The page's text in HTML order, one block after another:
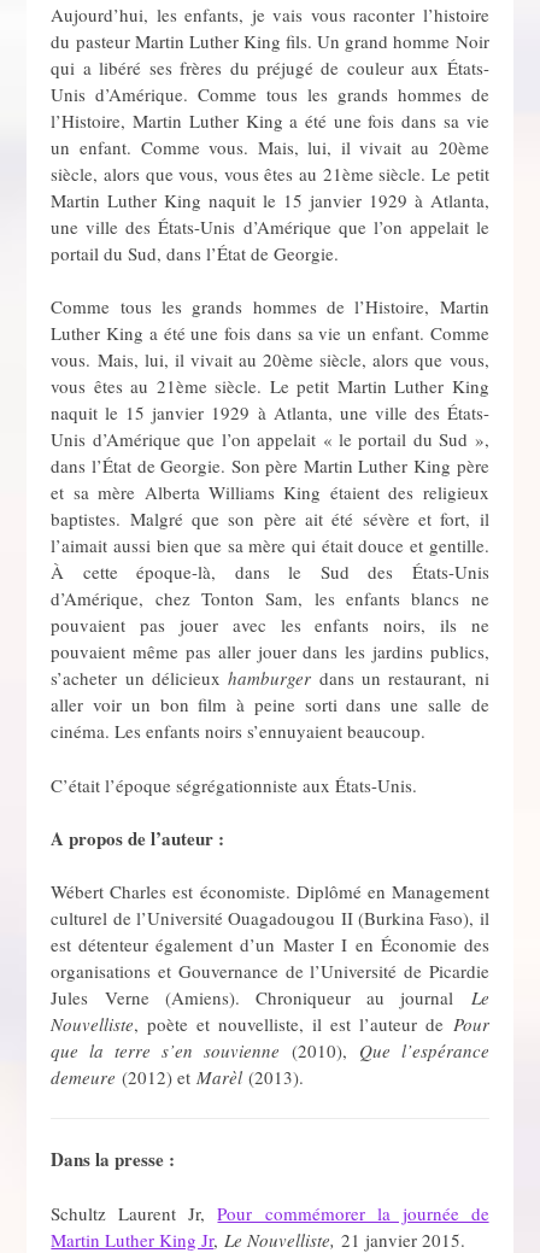
Aujourd’hui, les enfants, je vais vous raconter l’histoire
du pasteur Martin Luther King fils. Un grand homme Noir
qui a libéré ses frères du préjugé de couleur aux États-
Unis d’Amérique. Comme tous les grands hommes de
l’Histoire, Martin Luther King a été une fois dans sa vie
un enfant. Comme vous. Mais, lui, il vivait au 20ème
siècle, alors que vous, vous êtes au 21ème siècle. Le petit
Martin Luther King naquit le 15 janvier 1929 à Atlanta,
une ville des États-Unis d’Amérique que l’on appelait le
portail du Sud, dans l’État de Georgie.
Comme tous les grands hommes de l’Histoire, Martin
Luther King a été une fois dans sa vie un enfant. Comme
vous. Mais, lui, il vivait au 20ème siècle, alors que vous,
vous êtes au 21ème siècle. Le petit Martin Luther King
naquit le 15 janvier 1929 à Atlanta, une ville des États-
Unis d’Amérique que l’on appelait « le portail du Sud »,
dans l’État de Georgie. Son père Martin Luther King père
et sa mère Alberta Williams King étaient des religieux
baptistes. Malgré que son père ait été sévère et fort, il
l’aimait aussi bien que sa mère qui était douce et gentille.
À cette époque-là, dans le Sud des États-Unis
d’Amérique, chez Tonton Sam, les enfants blancs ne
pouvaient pas jouer avec les enfants noirs, ils ne
pouvaient même pas aller jouer dans les jardins publics,
s’acheter un délicieuxhamburger dans un restaurant, ni
aller voir un bon film à peine sorti dans une salle de
cinéma. Les enfants noirs s’ennuyaient beaucoup.
C’était l’époque ségrégationniste aux États-Unis.
A propos de l’auteur :
Wébert Charles est économiste. Diplômé en Management
culturel de l’Université Ouagadougou II (Burkina Faso), il
est détenteur également d’un Master I en Économie des
organisations et Gouvernance de l’Université de Picardie
Jules Verne (Amiens). Chroniqueur au journal Le
Nouvelliste, poète et nouvelliste, il est l’auteur de Pour
que la terre s’en souvienne (2010), Que l’espérance
demeure(2012) etMarèl (2013).
Dans la presse :
Schultz Laurent Jr,Pour commémorer la journée de
Martin Luther King Jr, Le Nouvelliste,21 janvier 2015.